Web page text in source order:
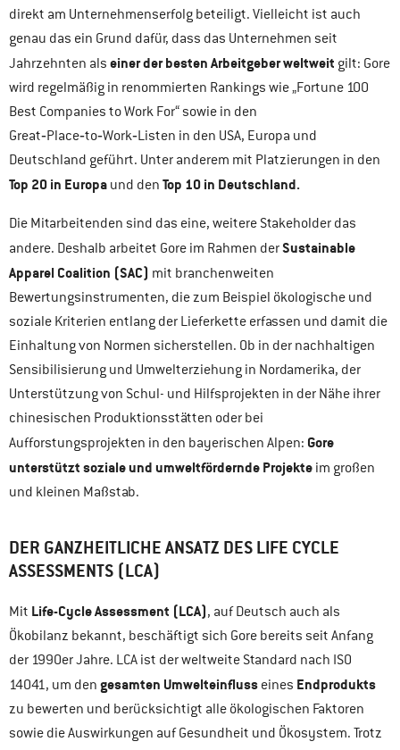
direkt am Unternehmenserfolg beteiligt. Vielleicht ist auch
genau das ein Grund dafür, dass das Unternehmen seit
Jahrzehnten als einer der besten Arbeitgeber weltweit gilt: Gore
wird regelmäßig in renommierten Rankings wie „Fortune 100
Best Companies to Work For“ sowie in den
Great‑Place‑to‑Work‑Listen in den USA, Europa und
Deutschland geführt. Unter anderem mit Platzierungen in den
Top 20 in Europa und den Top 10 in Deutschland.
Die Mitarbeitenden sind das eine, weitere Stakeholder das
andere. Deshalb arbeitet Gore im Rahmen derSustainable
Apparel Coalition (SAC) mit branchenweiten
Bewertungsinstrumenten, die zum Beispiel ökologische und
soziale Kriterien entlang der Lieferkette erfassen und damit die
Einhaltung von Normen sicherstellen. Ob in der nachhaltigen
Sensibilisierung und Umwelterziehung in Nordamerika, der
Unterstützung von Schul- und Hilfsprojekten in der Nähe ihrer
chinesischen Produktionsstätten oder bei
Aufforstungsprojekten in den bayerischen Alpen: Gore
unterstützt soziale und umweltfördernde Projekte im großen
und kleinen Maßstab.
DER GANZHEITLICHE ANSATZ DES LIFE CYCLE
ASSESSMENTS (LCA)
Mit Life-Cycle Assessment (LCA), auf Deutsch auch als
Ökobilanz bekannt, beschäftigt sich Gore bereits seit Anfang
der 1990er Jahre. LCA ist der weltweite Standard nach ISO
14041, um den gesamten Umwelteinfluss eines Endprodukts
zu bewerten und berücksichtigt alle ökologischen Faktoren
sowie die Auswirkungen auf Gesundheit und Ökosystem. Trotz